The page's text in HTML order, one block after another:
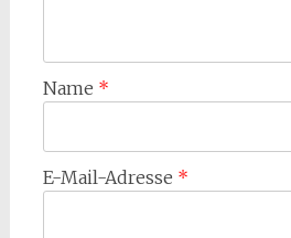
Name *
E-Mail-Adresse *